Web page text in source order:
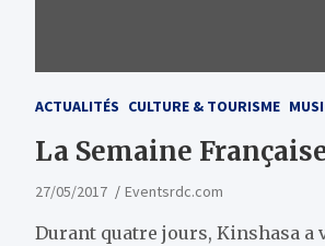
ACTUALITÉS CULTURE & TOURISME
La Semaine
27/05/2017 Eventsrdc.com
Durant quatre jours, Kinshasa a